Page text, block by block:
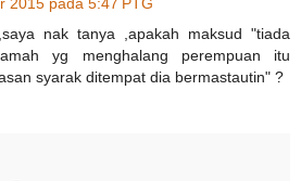
nak tanya ,apakah maksud "tiada
yg menghalang perempuan itu
syarak ditempat dia bermastautin" ?